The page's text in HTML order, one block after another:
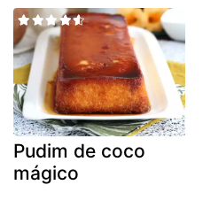
Pudim de coco
mágico